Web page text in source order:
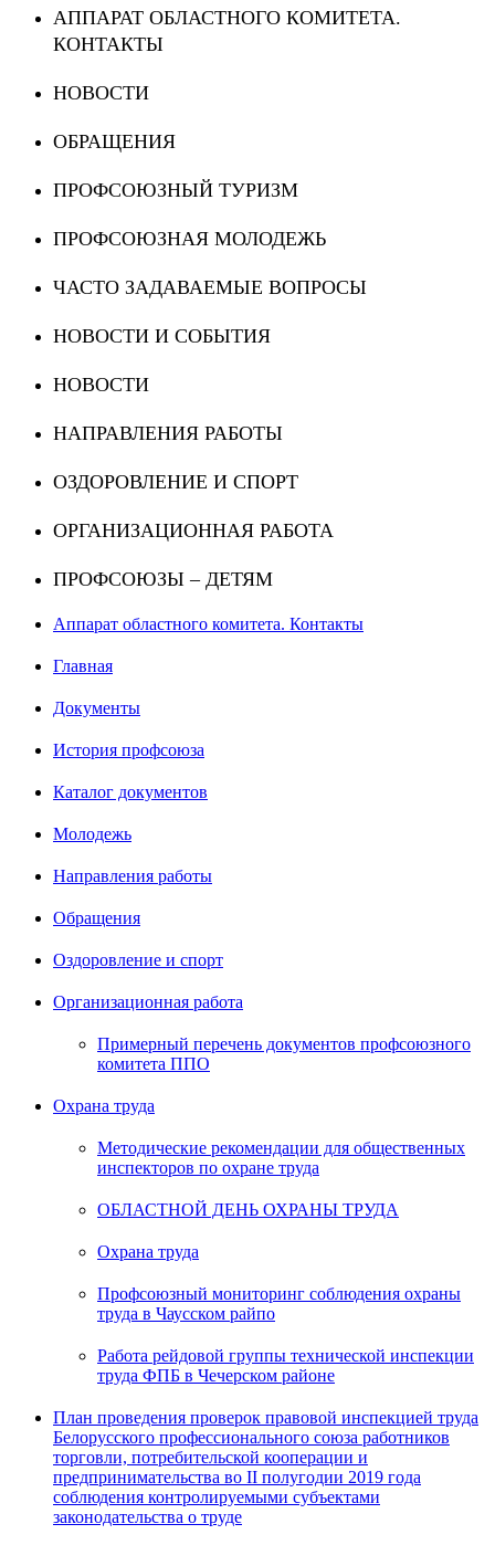
АППАРАТ ОБЛАСТНОГО КОМИТЕТА.
КОНТАКТЫ
НОВОСТИ
ОБРАЩЕНИЯ
ПРОФСОЮЗНЫЙ ТУРИЗМ
ПРОФСОЮЗНАЯ МОЛОДЕЖЬ
ЧАСТО ЗАДАВАЕМЫЕ ВОПРОСЫ
НОВОСТИ И СОБЫТИЯ
НОВОСТИ
НАПРАВЛЕНИЯ РАБОТЫ
ОЗДОРОВЛЕНИЕ И СПОРТ
ОРГАНИЗАЦИОННАЯ РАБОТА
ПРОФСОЮЗЫ – ДЕТЯМ
Аппарат областного комитета. Контакты
Главная
Документы
История профсоюза
Каталог документов
Молодежь
Направления работы
Обращения
Оздоровление и спорт
Организационная работа
Примерный перечень документов профсоюзного
комитета ППО
Охрана труда
Методические рекомендации для общественных
инспекторов по охране труда
ОБЛАСТНОЙ ДЕНЬ ОХРАНЫ ТРУДА
Охрана труда
Профсоюзный мониторинг соблюдения охраны
труда в Чаусском райпо
Работа рейдовой группы технической инспекции
труда ФПБ в Чечерском районе
План проведения проверок правовой инспекцией труда
Белорусского профессионального союза работников
торговли, потребительской кооперации и
предпринимательства во II полугодии 2019 года
соблюдения контролируемыми субъектами
законодательства о труде